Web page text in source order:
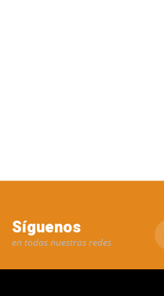
Síguenos
en todas nuestras redes